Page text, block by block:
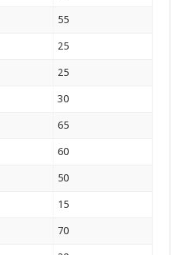
55
25
25
30
65
60
50
15
70